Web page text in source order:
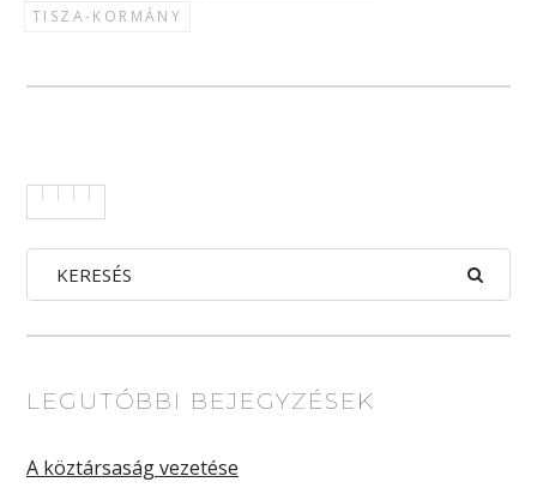
TISZA-KORMÁNY
LEGUTÓBBI BEJEGYZÉSEK
A köztársaság vezetése